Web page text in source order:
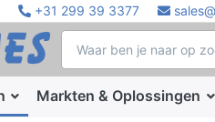
+31 299 39 3377
Markten & Oplossingen